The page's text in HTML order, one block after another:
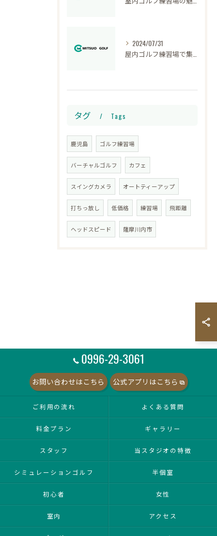
2024/07/31
タグ Tags
鹿児島 ゴルフ練習場
バーチャルゴルフ カフェ
スイングカメラ オートティーアップ
打ちっ放し 低価格 練習場 飛距離
ヘッドスピード 薩摩川内市
0996-29-3061
お問い合わせはこちら 公式アプリはこちら
ご利用の流れ よくある質問
料金プラン ギャラリー
スタッフ 当スタジオの特徴
シミュレーションゴルフ 半個室
初心者 女性
室内 アクセス